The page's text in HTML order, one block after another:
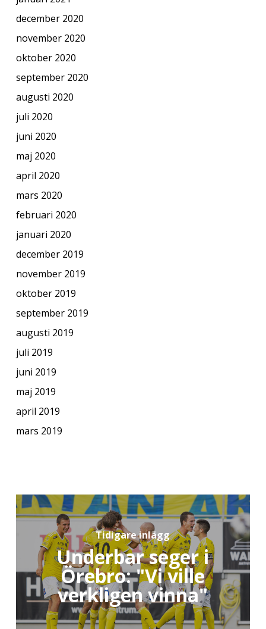
december 2020
november 2020
oktober 2020
september 2020
augusti 2020
juli 2020
juni 2020
maj 2020
april 2020
mars 2020
februari 2020
januari 2020
december 2019
november 2019
oktober 2019
september 2019
augusti 2019
juli 2019
juni 2019
maj 2019
april 2019
mars 2019
Tidigare inlägg
Underbar seger i
Örebro: "Vi ville
verkligen vinna"